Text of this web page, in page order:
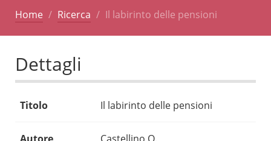
Home Ricerca Il labirinto delle pensioni
Dettagli
Titolo Il labirinto delle pensioni